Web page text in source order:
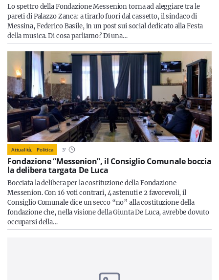
Lo spettro della Fondazione Messenion torna ad aleggiare tra le
pareti di Palazzo Zanca: a tirarlo fuori dal cassetto, il sindaco di
Messina, Federico Basile, in un post sui social dedicato alla Festa
della musica. Di cosa parliamo? Di una…
Attualità, Politica 3'
Fondazione “Messenion”, il Consiglio Comunale boccia
la delibera targata De Luca
Bocciata la delibera per la costituzione della Fondazione
Messenion. Con 16 voti contrari, 4 astenuti e 2 favorevoli, il
Consiglio Comunale dice un secco “no” alla costituzione della
fondazione che, nella visione della Giunta De Luca, avrebbe dovuto
occuparsi della…